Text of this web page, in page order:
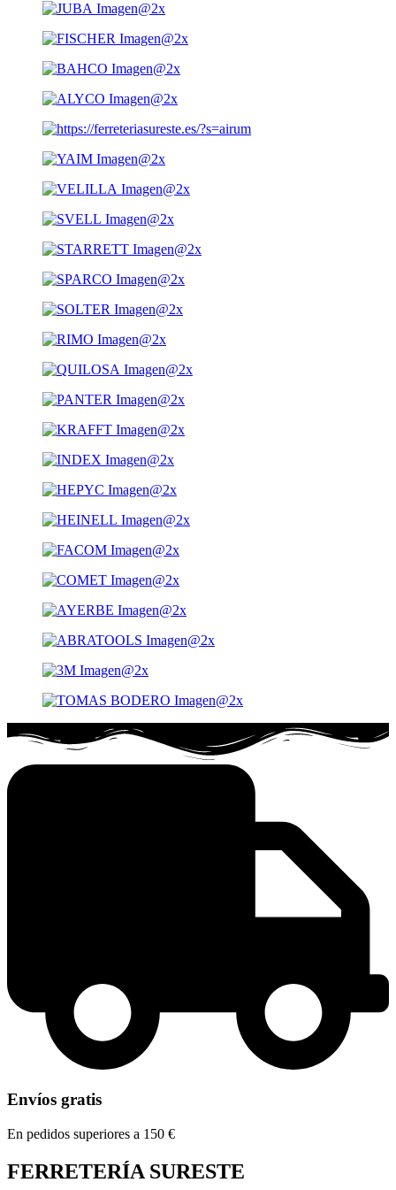
Envíos gratis
En pedidos superiores a 150 €
FERRETERÍA SURESTE